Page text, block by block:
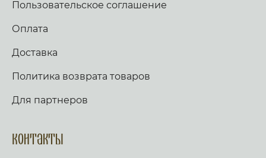
Пользовательское соглашение
Оплата
Доставка
Политика возврата товаров
Для партнеров
Контакты